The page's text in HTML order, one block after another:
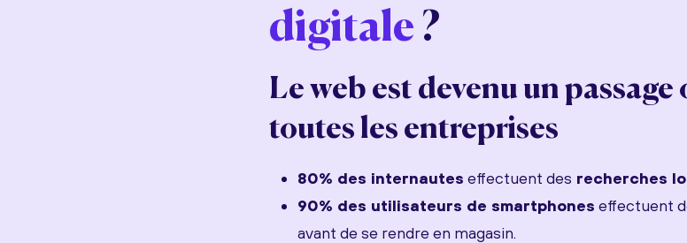
digitale ?
Le web est devenu un
toutes les entreprises
80% des internautes effectuent des recherches
90% des utilisateurs de smartphones effectuent
avant de se rendre en magasin.